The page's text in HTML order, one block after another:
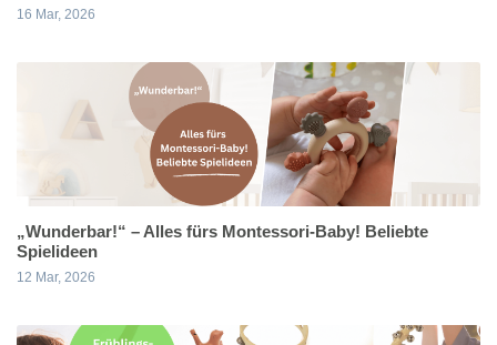
16 Mar, 2026
„Wunderbar!“ – Alles fürs Montessori-Baby! Beliebte
Spielideen
12 Mar, 2026